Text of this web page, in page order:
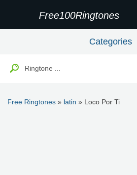
Free100Ringtones
Categories
Free Ringtones » latin » Loco Por Ti